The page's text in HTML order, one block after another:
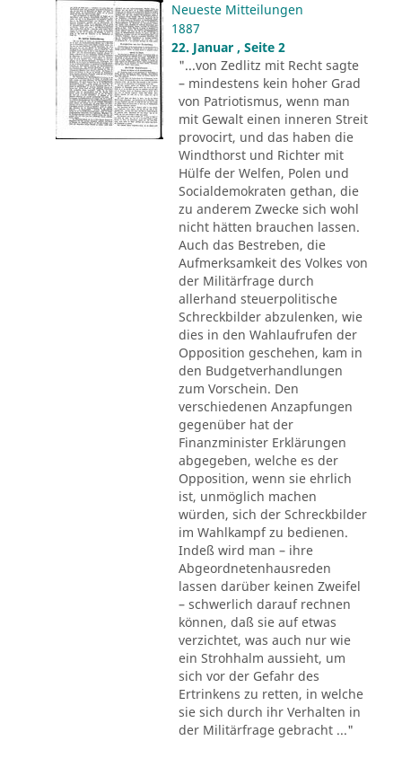
Neueste Mitteilungen
1887
22. Januar , Seite 2
"...von Zedlitz mit Recht sagte
– mindestens kein hoher Grad
von Patriotismus, wenn man
mit Gewalt einen inneren Streit
provocirt, und das haben die
Windthorst und Richter mit
Hülfe der Welfen, Polen und
Socialdemokraten gethan, die
zu anderem Zwecke sich wohl
nicht hätten brauchen lassen.
Auch das Bestreben, die
Aufmerksamkeit des Volkes von
der Militärfrage durch
allerhand steuerpolitische
Schreckbilder abzulenken, wie
dies in den Wahlaufrufen der
Opposition geschehen, kam in
den Budgetverhandlungen
zum Vorschein. Den
verschiedenen Anzapfungen
gegenüber hat der
Finanzminister Erklärungen
abgegeben, welche es der
Opposition, wenn sie ehrlich
ist, unmöglich machen
würden, sich der Schreckbilder
im Wahlkampf zu bedienen.
Indeß wird man – ihre
Abgeordnetenhausreden
lassen darüber keinen Zweifel
– schwerlich darauf rechnen
können, daß sie auf etwas
verzichtet, was auch nur wie
ein Strohhalm aussieht, um
sich vor der Gefahr des
Ertrinkens zu retten, in welche
sie sich durch ihr Verhalten in
der Militärfrage gebracht ..."